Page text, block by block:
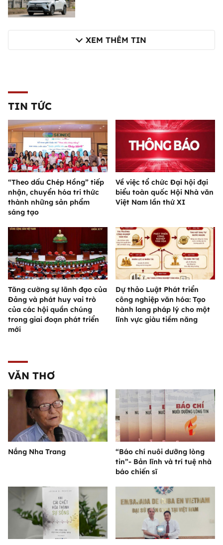
XEM THÊM TIN
TIN TỨC
“Theo dấu Chép Hồng” tiếp
nhận, chuyển hóa tri thức
thành những sản phẩm
sáng tạo
Về việc tổ chức Đại hội đại
biểu toàn quốc Hội Nhà văn
Việt Nam lần thứ XI
Tăng cường sự lãnh đạo của
Đảng và phát huy vai trò
của các hội quần chúng
trong giai đoạn phát triển
mới
Dự thảo Luật Phát triển
công nghiệp văn hóa: Tạo
hành lang pháp lý cho một
lĩnh vực giàu tiềm năng
VĂN THƠ
Nắng Nha Trang
“Báo chí nuôi dưỡng lòng
tin”- Bản lĩnh và trí tuệ nhà
báo chiến sĩ